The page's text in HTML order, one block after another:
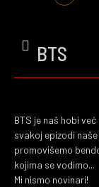
BTS
BTS je naš hobi
svakoj epizodi
promovišemo
kojima se vodimo...
Mi nismo novinari!